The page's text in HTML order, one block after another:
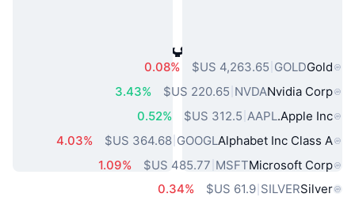
أصول العالم الحقيقي الشائعة
Gold
GOLD
0.08%
Nvidia Corp
NVDA
3.43%
Apple Inc.
AAPL
0.52%
Alphabet Inc Class A
GOOGL
‏364.68 US$
4.03%
Microsoft Corp
MSFT
1.09%
Silver
SILVER
‏61.9 US$
0.34%